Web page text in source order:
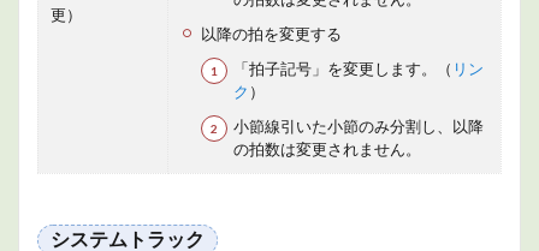
更）
以降の拍を変更する
「拍子記号」を変更します。（ リン
ク ）
小節線引いた小節のみ分割し、以降
の拍数は変更されません。
システムトラック